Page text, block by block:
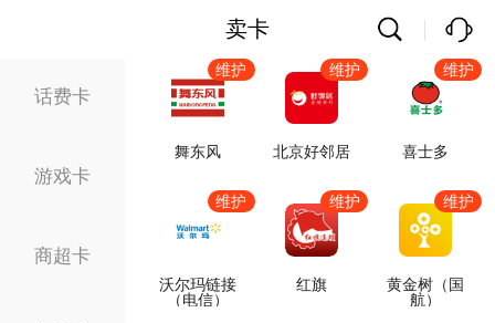
卖卡
话费卡
游戏卡
商超卡
舞东风
维护
北京好邻居
维护
喜士多
维护
沃尔玛链接
（电信）
维护
红旗
维护
黄金树（国
航）
维护